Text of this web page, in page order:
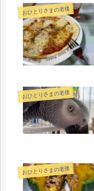
おひとりさまの老後
おひとりさまの老後
おひとりさまの老後